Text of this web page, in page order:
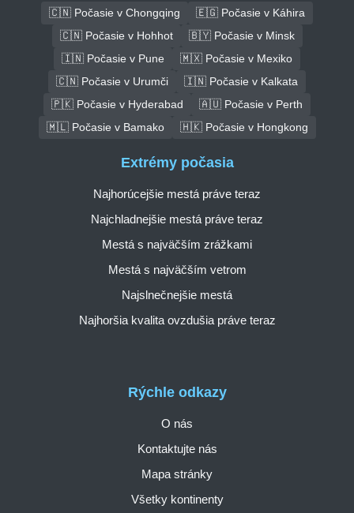
🇨🇳 Počasie v Chongqing
🇪🇬 Počasie v Káhira
🇨🇳 Počasie v Hohhot
🇧🇾 Počasie v Minsk
🇮🇳 Počasie v Pune
🇲🇽 Počasie v Mexiko
🇨🇳 Počasie v Urumči
🇮🇳 Počasie v Kalkata
🇵🇰 Počasie v Hyderabad
🇦🇺 Počasie v Perth
🇲🇱 Počasie v Bamako
🇭🇰 Počasie v Hongkong
Rýchle odkazy
O nás
Kontaktujte nás
Mapa stránky
Všetky kontinenty
Extrémy počasia
Najhorúcejšie mestá práve teraz
Najchladnejšie mestá práve teraz
Mestá s najväčším zrážkami
Mestá s najväčším vetrom
Najslnečnejšie mestá
Najhoršia kvalita ovzdušia práve teraz